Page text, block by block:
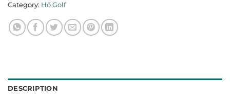
Category: Hố Golf
DESCRIPTION